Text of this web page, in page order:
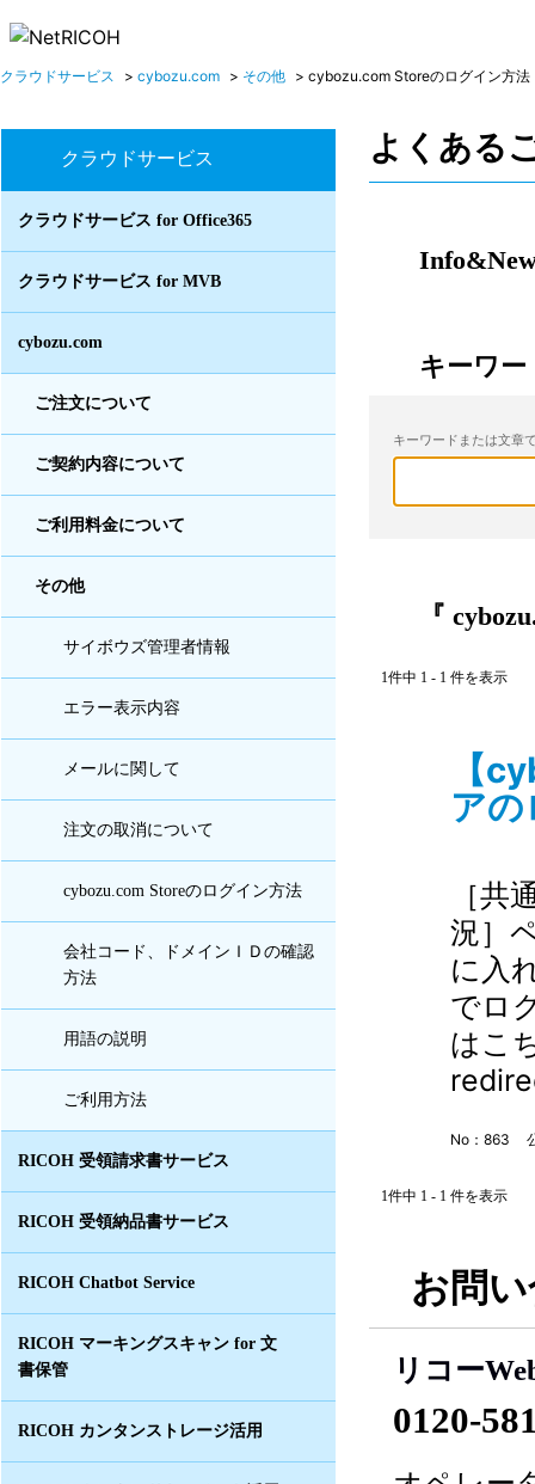
クラウドサービス > cybozu.com > その他 > cybozu.com Storeのログイン方法
クラウドサービス
クラウドサービス for Office365
クラウドサービス for MVB
cybozu.com
ご注文について
ご契約内容について
ご利用料金について
その他
サイボウズ管理者情報
エラー表示内容
メールに関して
注文の取消について
cybozu.com Storeのログイン方法
会社コード、ドメインＩＤの確認
方法
用語の説明
ご利用方法
RICOH 受領請求書サービス
RICOH 受領納品書サービス
RICOH Chatbot Service
RICOH マーキングスキャン for 文
書保管
RICOH カンタンストレージ活用
よくある
キーワー
キーワードまたは文章
『
1件中 1 - 1 件を表示
【
ア
［
況］
に入
でロ
はこ
No：863
1件中 1 - 1 件を表示
お問
リコー
0120-